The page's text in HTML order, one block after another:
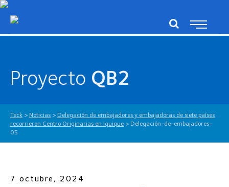
Proyecto QB2
Teck > Noticias > Delegación de embajadores y embajadoras de siete países
recorrieron Centro Originarias en Iquique > Delegación-de-embajadores-
05
7 octubre, 2024